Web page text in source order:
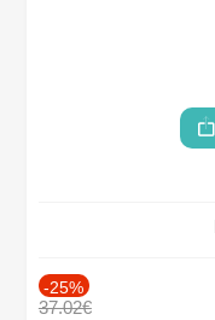
-25%
37.02€